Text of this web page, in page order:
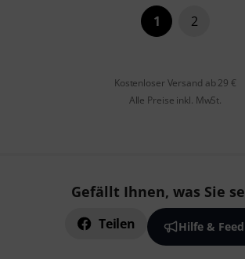
1 2
Kostenloser Versand ab 29 €
Alle Preise inkl. MwSt.
Gefällt Ihnen, was Sie
Teilen Hilfe &